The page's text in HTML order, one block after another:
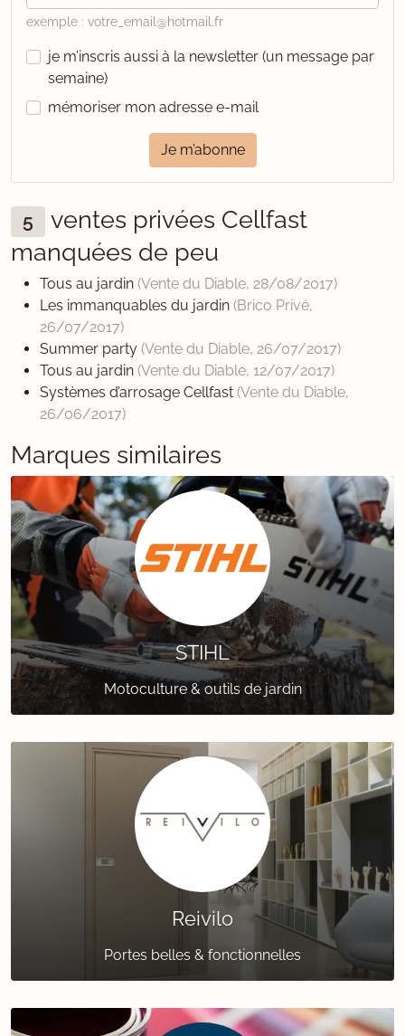
exemple : votre_email@hotmail.fr
je m’inscris aussi à la newsletter (un message par
semaine)
mémoriser mon adresse e-mail
Je m’abonne
5
ventes privées Cellfast
manquées de peu
Tous au jardin (Vente du Diable, 28/08/2017)
Les immanquables du jardin (Brico Privé,
26/07/2017)
Summer party (Vente du Diable, 26/07/2017)
Tous au jardin (Vente du Diable, 12/07/2017)
Systèmes d’arrosage Cellfast (Vente du Diable,
26/06/2017)
Marques similaires
STIHL
Motoculture & outils de jardin
Reivilo
Portes belles & fonctionnelles